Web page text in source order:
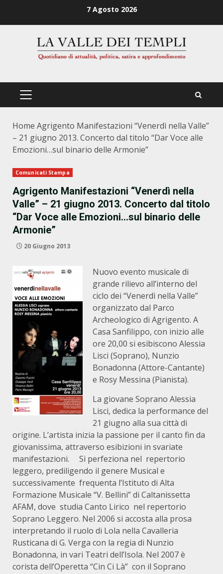
7 Agosto 2026
PRIMÄRES
Home Agrigento Manifestazioni “Venerdì nella Valle”
– 21 giugno 2013. Concerto dal titolo “Dar Voce alle
Emozioni…sul binario delle Armonie”
Comunicati Stampa
Agrigento Manifestazioni “Venerdì nella
Valle” – 21 giugno 2013. Concerto dal titolo
“Dar Voce alle Emozioni…sul binario delle
Armonie”
20 Giugno 2013
Nuovo evento musicale di
grande rilievo all’interno del
ciclo dei “Venerdì nella Valle”
organizzato dal Parco
Archeologico di Agrigento. A
Casa Sanfilippo, con inizio alle
ore 20,00 si esibiscono Alessia
Lisci (Soprano), Nunzio
Bonadonna (Attore-Cantante)
e Rosy Messina (Pianista).
La giovane Soprano Alessia
Lisci, dedica la performance del
21 giugno alla sua città di
origine. L’artista inizia la passione per il canto fin da
giovanissima, attraverso esibizioni in svariate
manifestazioni. Si perfeziona nel repertorio
leggero, prediligendo il genere Musical e
successivamente frequenta l’Istituto di Alta
Formazione Musicale “V. Bellini” di Caltanissetta
AFAM, dove studia Canto Lirico nel repertorio
Soprano Leggero. Nel 2006 si accosta alla prosa
interpretando il ruolo di Lola nella Cavalleria
Rusticana di G. Verga con la regia di Nunzio
Bonadonna, in vari Teatri dell’Isola. Nel 2007 è
corista dell’Operetta “Cin Ci Là” con il Soprano